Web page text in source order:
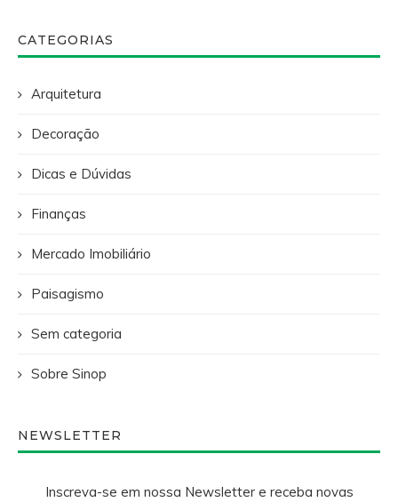
CATEGORIAS
Arquitetura
Decoração
Dicas e Dúvidas
Finanças
Mercado Imobiliário
Paisagismo
Sem categoria
Sobre Sinop
NEWSLETTER
Inscreva-se em nossa Newsletter e receba novas